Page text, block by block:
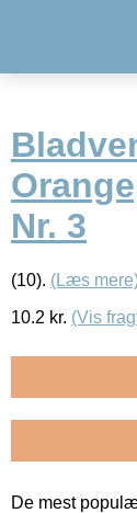
Nr. 3
(10). (Læs
10.2 kr. (Vis
De mest